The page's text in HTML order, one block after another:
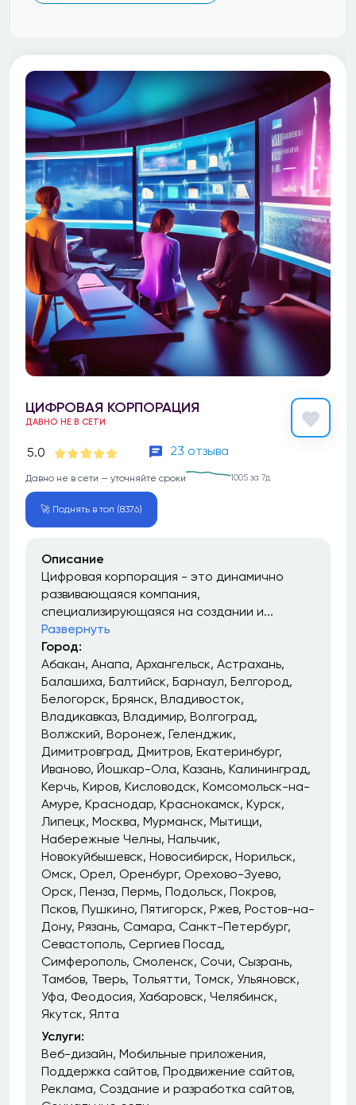
ЦИФРОВАЯ КОРПОРАЦИЯ
ДАВНО НЕ В СЕТИ
5.0 23 отзыва
Давно не в сети — уточняйте сроки 1005 за 7д
🚀 Поднять в топ (8376)
Описание
Цифровая корпорация - это динамично
развивающаяся компания,
специализирующаяся на создании и...
Развернуть
Город:
Абакан Анапа Архангельск Астрахань
Балашиха Балтийск Барнаул Белгород
Белогорск Брянск Владивосток
Владикавказ Владимир Волгоград
Волжский Воронеж Геленджик
Димитровград Дмитров Екатеринбург
Иваново Йошкар-Ола Казань Калининград
Керчь Киров Кисловодск Комсомольск-на-
Амуре Краснодар Краснокамск Курск
Липецк Москва Мурманск Мытищи
Набережные Челны Нальчик
Новокуйбышевск Новосибирск Норильск
Омск Орел Оренбург Орехово-Зуево
Орск Пенза Пермь Подольск Покров
Псков Пушкино Пятигорск Ржев Ростов-на-
Дону Рязань Самара Санкт-Петербург
Севастополь Сергиев Посад
Симферополь Смоленск Сочи Сызрань
Тамбов Тверь Тольятти Томск Ульяновск
Уфа Феодосия Хабаровск Челябинск
Якутск Ялта
Услуги:
Веб-дизайн Мобильные приложения
Поддержка сайтов Продвижение сайтов
Реклама Создание и разработка сайтов